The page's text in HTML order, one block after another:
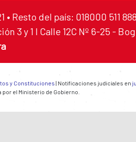
Resto del país: 018000 511 888
3 y 1 I Calle 12C Nº 6-25 -
y Constituciones | Notificaciones judiciales en
el Ministerio de Gobierno.